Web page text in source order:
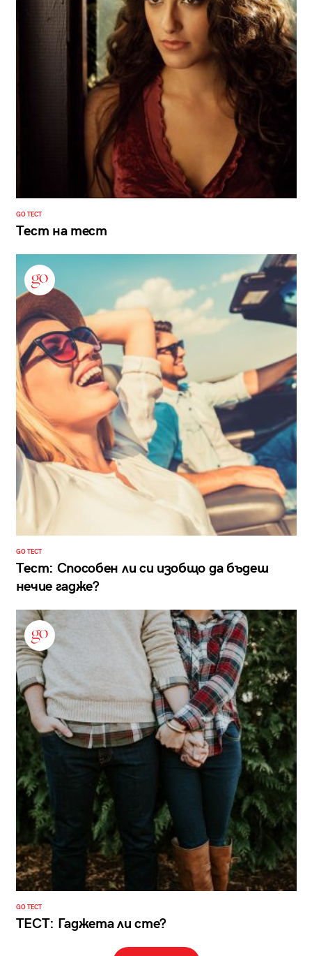
GO ТЕСТ
Тест на тест
GO ТЕСТ
Тест: Способен ли си изобщо да бъдеш
нечие гадже?
GO ТЕСТ
ТЕСТ: Гаджета ли сте?